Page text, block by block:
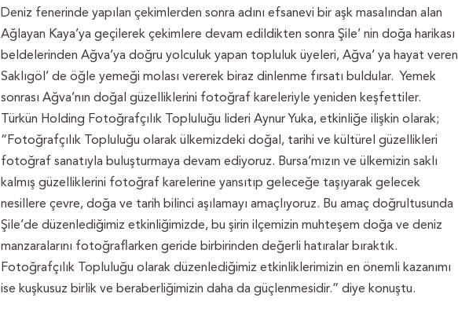
Deniz fenerinde yapılan çekimlerden sonra adını efsanevi bir aşk masalından alan
Ağlayan Kaya’ya geçilerek çekimlere devam edildikten sonra Şile’ nin doğa harikası
beldelerinden Ağva’ya doğru yolculuk yapan topluluk üyeleri, Ağva’ ya hayat veren
Saklıgöl’ de öğle yemeği molası vererek biraz dinlenme fırsatı buldular. Yemek
sonrası Ağva’nın doğal güzelliklerini fotoğraf kareleriyle yeniden keşfettiler.
Türkün Holding Fotoğrafçılık Topluluğu lideri Aynur Yuka, etkinliğe ilişkin olarak;
“Fotoğrafçılık Topluluğu olarak ülkemizdeki doğal, tarihi ve kültürel güzellikleri
fotoğraf sanatıyla buluşturmaya devam ediyoruz. Bursa’mızın ve ülkemizin saklı
kalmış güzelliklerini fotoğraf karelerine yansıtıp geleceğe taşıyarak gelecek
nesillere çevre, doğa ve tarih bilinci aşılamayı amaçlıyoruz. Bu amaç doğrultusunda
Şile’de düzenlediğimiz etkinliğimizde, bu şirin ilçemizin muhteşem doğa ve deniz
manzaralarını fotoğraflarken geride birbirinden değerli hatıralar bıraktık.
Fotoğrafçılık Topluluğu olarak düzenlediğimiz etkinliklerimizin en önemli kazanımı
ise kuşkusuz birlik ve beraberliğimizin daha da güçlenmesidir.” diye konuştu.